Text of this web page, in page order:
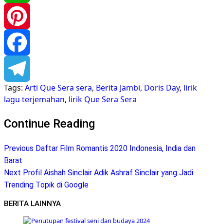
WhatsApp
Pinterest
Facebook
Telegram
Tags: Arti Que Sera sera, Berita Jambi, Doris Day, lirik
lagu terjemahan, lirik Que Sera Sera
Continue Reading
Previous Daftar Film Romantis 2020 Indonesia, India dan
Barat
Next Profil Aishah Sinclair Adik Ashraf Sinclair yang Jadi
Trending Topik di Google
BERITA LAINNYA